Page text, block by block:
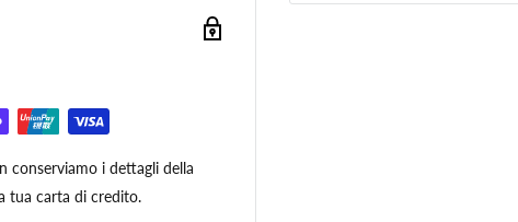
i dettagli della
tua carta di credito.